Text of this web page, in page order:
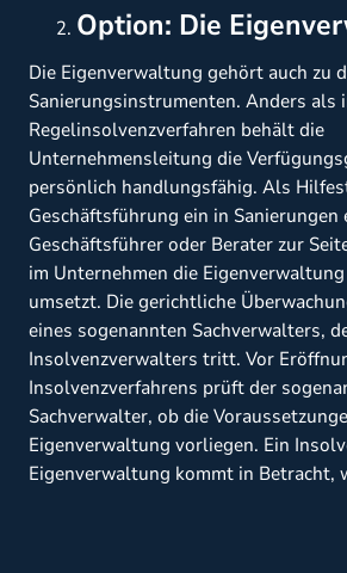
Option: Die
Die Eigenverwaltung gehört auch zu
Sanierungsinstrumenten. Anders als
Regelinsolvenzverfahren behält die
Unternehmensleitung die
persönlich handlungsfähig. Als
Geschäftsführung ein in Sanierungen
Geschäftsführer oder Berater zur
im Unternehmen die
umsetzt. Die gerichtliche
eines sogenannten Sachverwalters,
Insolvenzverwalters tritt. Vor
Insolvenzverfahrens prüft der
Sachverwalter, ob die
Eigenverwaltung vorliegen. Ein
Eigenverwaltung kommt in Betracht,